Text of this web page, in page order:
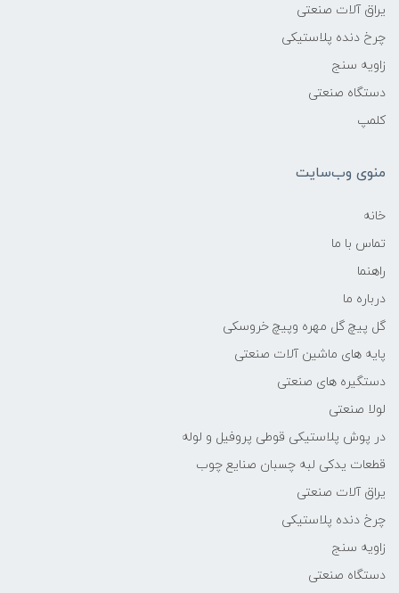
یراق آلات صنعتی
چرخ دنده پلاستیکی
زاویه سنج
دستگاه صنعتی
کلمپ
منوی وب‌سایت
خانه
تماس با ما
راهنما
درباره ما
گل پیچ گل مهره وپیچ خروسکی
پایه های ماشین آلات صنعتی
دستگیره های صنعتی
لولا صنعتی
در پوش پلاستیکی قوطی پروفیل و لوله
قطعات یدکی لبه چسبان صنایع چوب
یراق آلات صنعتی
چرخ دنده پلاستیکی
زاویه سنج
دستگاه صنعتی